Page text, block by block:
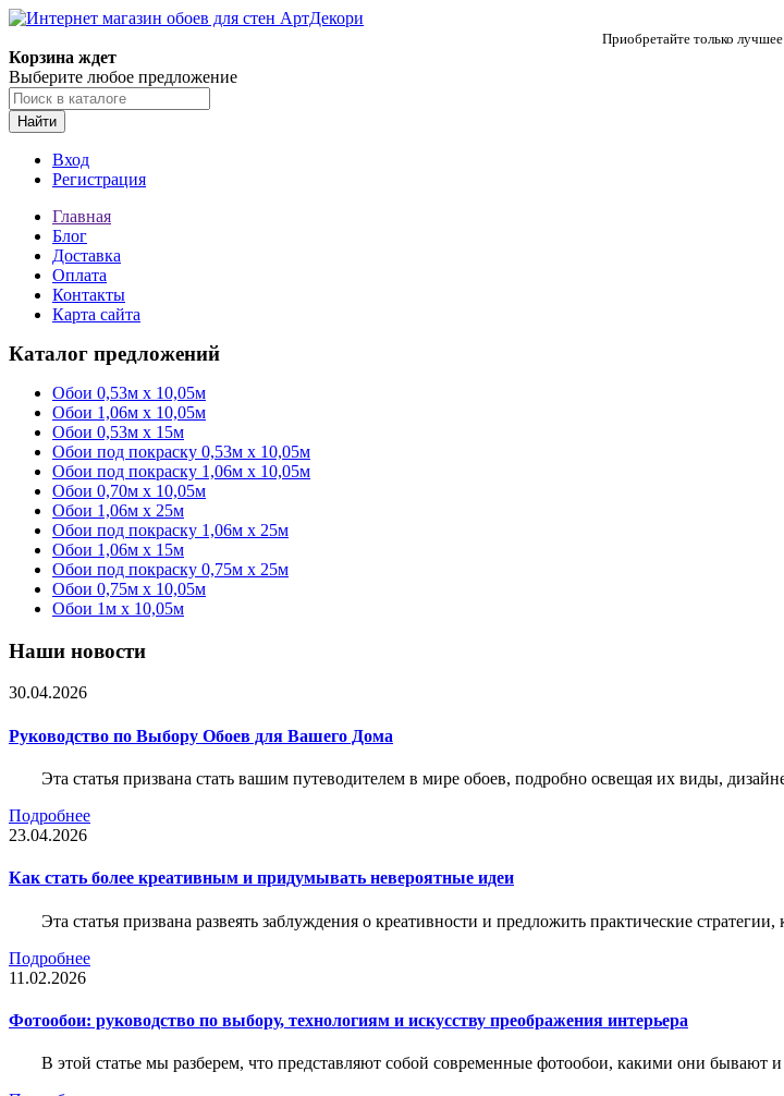
Приобретайте только
Корзина ждет
Выберите любое предложение
Найти
Вход
Регистрация
Главная
Блог
Доставка
Оплата
Контакты
Карта сайта
Каталог предложений
Обои 0,53м x 10,05м
Обои 1,06м х 10,05м
Обои 0,53м x 15м
Обои под покраску 0,53м x 10,05м
Обои под покраску 1,06м х 10,05м
Обои 0,70м x 10,05м
Обои 1,06м x 25м
Обои под покраску 1,06м x 25м
Обои 1,06м x 15м
Обои под покраску 0,75м x 25м
Обои 0,75м x 10,05м
Обои 1м х 10,05м
Наши новости
30.04.2026
Руководство по Выбору Обоев для Вашего Дома
Эта статья призвана стать вашим путеводителем в мире обоев, подробно освещая их виды,
Подробнее
23.04.2026
Как стать более креативным и придумывать невероятные идеи
Эта статья призвана развеять заблуждения о креативности и предложить практические
Подробнее
11.02.2026
Фотообои: руководство по выбору, технологиям и искусству преображения интерьера
В этой статье мы разберем, что представляют собой современные фотообои, какими они бывают